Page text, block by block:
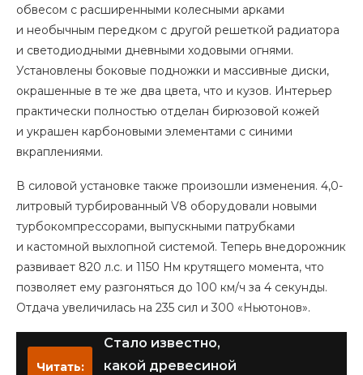
обвесом с расширенными колесными арками
и необычным передком с другой решеткой радиатора
и светодиодными дневными ходовыми огнями.
Установлены боковые подножки и массивные диски,
окрашенные в те же два цвета, что и кузов. Интерьер
практически полностью отделан бирюзовой кожей
и украшен карбоновыми элементами с синими
вкраплениями.
В силовой установке также произошли изменения. 4,0-
литровый турбированный V8 оборудовали новыми
турбокомпрессорами, выпускными патрубками
и кастомной выхлопной системой. Теперь внедорожник
развивает 820 л.с. и 1150 Нм крутящего момента, что
позволяет ему разгоняться до 100 км/ч за 4 секунды.
Отдача увеличилась на 235 сил и 300 «Ньютонов».
Читать:
Стало известно,
какой древесиной